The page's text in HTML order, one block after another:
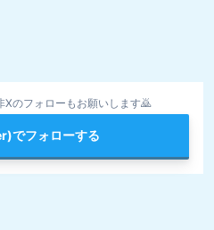
Xのフォローもお願いします🙇
でフォローする